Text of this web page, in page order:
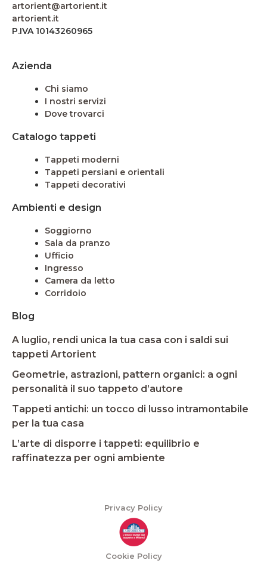
artorient@artorient.it
artorient.it
P.IVA 10143260965
Azienda
Chi siamo
I nostri servizi
Dove trovarci
Catalogo tappeti
Tappeti moderni
Tappeti persiani e orientali
Tappeti decorativi
Ambienti e design
Soggiorno
Sala da pranzo
Ufficio
Ingresso
Camera da letto
Corridoio
Blog
A luglio, rendi unica la tua casa con i saldi sui
tappeti Artorient
Geometrie, astrazioni, pattern organici: a ogni
personalità il suo tappeto d’autore
Tappeti antichi: un tocco di lusso intramontabile
per la tua casa
L’arte di disporre i tappeti: equilibrio e
raffinatezza per ogni ambiente
Privacy Policy
Cookie Policy